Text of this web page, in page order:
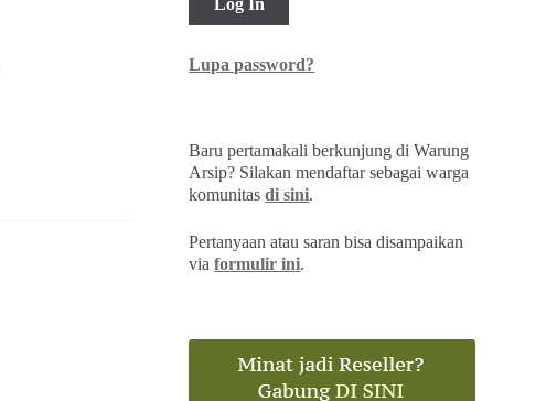
Lupa password?
Baru pertamakali berkunjung di Warung
Arsip? Silakan mendaftar sebagai warga
komunitasdi sini.
Pertanyaan atau saran bisa disampaikan
viaformulir ini.